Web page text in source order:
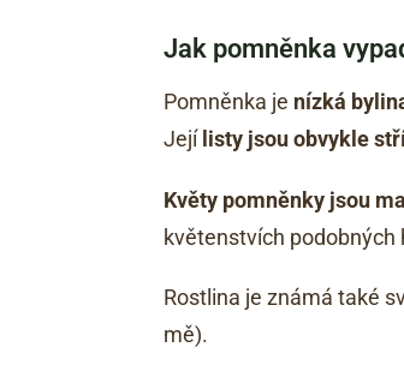
Jak pomněnka
Pomněnka je nízká
Její listy jsou obvykle
Květy pomněnky jsou
květenstvích podobných
Rostlina je známá také
mě).